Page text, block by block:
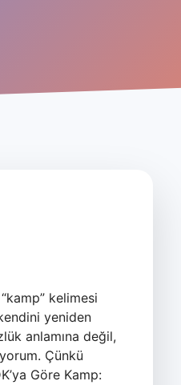
kelimesi
yeniden
anlamına değil,
Çünkü
Göre Kamp: